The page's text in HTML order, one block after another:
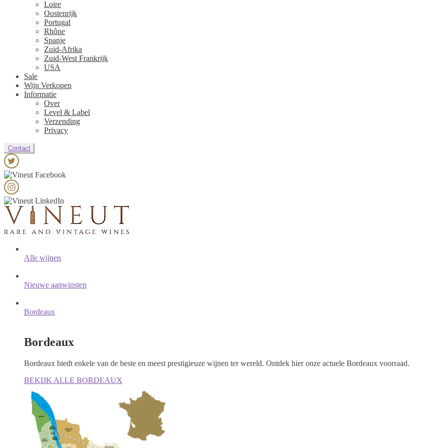
Loire
Oostenrijk
Portugal
Rhône
Spanje
Zuid-Afrika
Zuid-West Frankrijk
USA
Sale
Wijn Verkopen
Informatie
Over
Level & Label
Verzending
Privacy
Contact
Alle wijnen
Nieuwe aanwinsten
Bordeaux
Bordeaux
Bordeaux biedt enkele van de beste en meest prestigieuze wijnen ter wereld. Ontdek hier onze actuele Bordeaux voorraad.
BEKIJK ALLE BORDEAUX